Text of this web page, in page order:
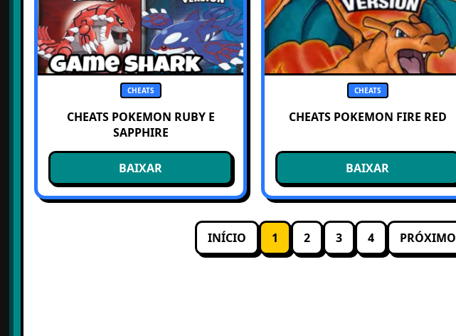
CHEATS
CHEATS POKEMON RUBY E
SAPPHIRE
BAIXAR
CHEATS
CHEATS POKEMON FIRE RED
BAIXAR
INÍCIO 1 2 3 4 PRÓXIMO